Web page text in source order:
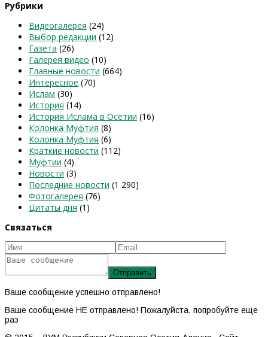
Рубрики
Видеогалерея (24)
Выбор редакции (12)
Газета (26)
Галерея видео (10)
Главные новости (664)
Интересное (70)
Ислам (30)
История (14)
История Ислама в Осетии (16)
Колонка Муфтия (8)
Колонка Муфтия (6)
Краткие новости (112)
Муфтии (4)
Новости (3)
Последние новости (1 290)
Фотогалерея (76)
Цитаты дня (1)
Связаться
Ваше сообщение успешно отправлено!
Ваше сообщение НЕ отправлено! Пожалуйста, попробуйте еще
раз